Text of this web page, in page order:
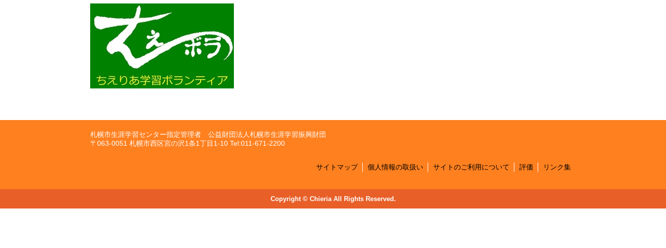
札幌市生涯学習センター指定管理者 公益財団法人札幌市生涯学習振興財団
〒063-0051 札幌市西区宮の沢1条1丁目1-10 Tel:011-671-2200
サイトマップ 個人情報の取扱い サイトのご利用について 評価 リンク集
Copyright © Chieria All Rights Reserved.